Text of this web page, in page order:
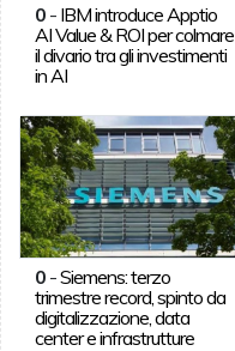
0- IBM introduce Apptio
AI Value & ROI per colmare
il divario tra gli investimenti
in AI
0-Siemens: terzo
trimestre record, spinto da
digitalizzazione, data
center e infrastrutture